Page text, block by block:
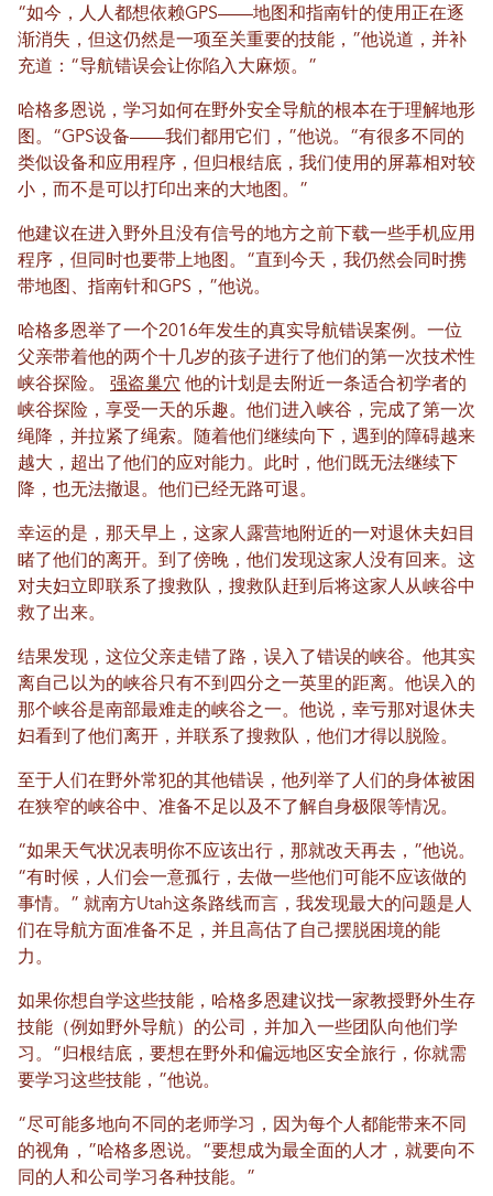
“如今，人人都想依赖GPS——地图和指南针的使用正在逐
渐消失，但这仍然是一项至关重要的技能，”他说道，并补
充道：“导航错误会让你陷入大麻烦。”
哈格多恩说，学习如何在野外安全导航的根本在于理解地形
图。“GPS设备——我们都用它们，”他说。“有很多不同的
类似设备和应用程序，但归根结底，我们使用的屏幕相对较
小，而不是可以打印出来的大地图。”
他建议在进入野外且没有信号的地方之前下载一些手机应用
程序，但同时也要带上地图。“直到今天，我仍然会同时携
带地图、指南针和GPS，”他说。
哈格多恩举了一个2016年发生的真实导航错误案例。一位
父亲带着他的两个十几岁的孩子进行了他们的第一次技术性
峡谷探险。 强盗巢穴 他的计划是去附近一条适合初学者的
峡谷探险，享受一天的乐趣。他们进入峡谷，完成了第一次
绳降，并拉紧了绳索。随着他们继续向下，遇到的障碍越来
越大，超出了他们的应对能力。此时，他们既无法继续下
降，也无法撤退。他们已经无路可退。
幸运的是，那天早上，这家人露营地附近的一对退休夫妇目
睹了他们的离开。到了傍晚，他们发现这家人没有回来。这
对夫妇立即联系了搜救队，搜救队赶到后将这家人从峡谷中
救了出来。
结果发现，这位父亲走错了路，误入了错误的峡谷。他其实
离自己以为的峡谷只有不到四分之一英里的距离。他误入的
那个峡谷是南部最难走的峡谷之一。他说，幸亏那对退休夫
妇看到了他们离开，并联系了搜救队，他们才得以脱险。
至于人们在野外常犯的其他错误，他列举了人们的身体被困
在狭窄的峡谷中、准备不足以及不了解自身极限等情况。
“如果天气状况表明你不应该出行，那就改天再去，”他说。
“有时候，人们会一意孤行，去做一些他们可能不应该做的
事情。” 就南方Utah这条路线而言，我发现最大的问题是人
们在导航方面准备不足，并且高估了自己摆脱困境的能
力。
如果你想自学这些技能，哈格多恩建议找一家教授野外生存
技能（例如野外导航）的公司，并加入一些团队向他们学
习。“归根结底，要想在野外和偏远地区安全旅行，你就需
要学习这些技能，”他说。
“尽可能多地向不同的老师学习，因为每个人都能带来不同
的视角，”哈格多恩说。“要想成为最全面的人才，就要向不
同的人和公司学习各种技能。”